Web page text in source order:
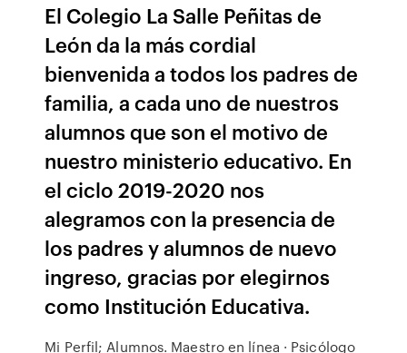
El Colegio La Salle Peñitas de
León da la más cordial
bienvenida a todos los padres de
familia, a cada uno de nuestros
alumnos que son el motivo de
nuestro ministerio educativo. En
el ciclo 2019-2020 nos
alegramos con la presencia de
los padres y alumnos de nuevo
ingreso, gracias por elegirnos
como Institución Educativa.
Mi Perfil; Alumnos. Maestro en línea · Psicólogo